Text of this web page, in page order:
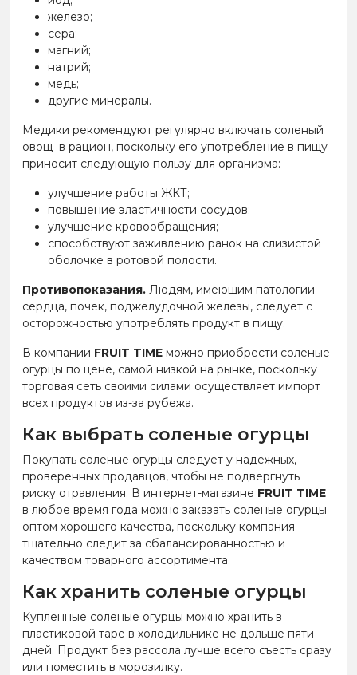
железо;
сера;
магний;
натрий;
медь;
другие минералы.
Медики рекомендуют регулярно включать соленый
овощ в рацион, поскольку его употребление в пищу
приносит следующую пользу для организма:
улучшение работы ЖКТ;
повышение эластичности сосудов;
улучшение кровообращения;
способствуют заживлению ранок на слизистой
оболочке в ротовой полости.
Противопоказания. Людям, имеющим патологии
сердца, почек, поджелудочной железы, следует с
осторожностью употреблять продукт в пищу.
В компании FRUIT TIME можно приобрести соленые
огурцы по цене, самой низкой на рынке, поскольку
торговая сеть своими силами осуществляет импорт
всех продуктов из-за рубежа.
Как выбрать соленые огурцы
Покупать соленые огурцы следует у надежных,
проверенных продавцов, чтобы не подвергнуть
риску отравления. В интернет-магазине FRUIT TIME
в любое время года можно заказать соленые огурцы
оптом хорошего качества, поскольку компания
тщательно следит за сбалансированностью и
качеством товарного ассортимента.
Как хранить соленые огурцы
Купленные соленые огурцы можно хранить в
пластиковой таре в холодильнике не дольше пяти
дней. Продукт без рассола лучше всего съесть сразу
или поместить в морозилку.